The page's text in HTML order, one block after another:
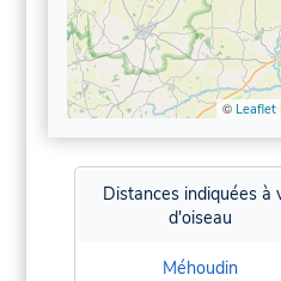
© Leaflet
Distances indiquées à
d'oiseau
Méhoudin